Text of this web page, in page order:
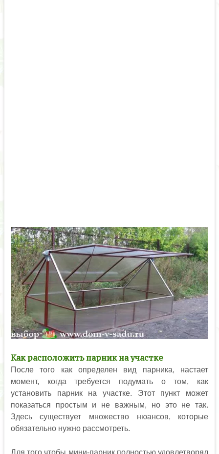
Как расположить парник на участке
После того как определен вид парника, настает
момент, когда требуется подумать о том, как
установить парник на участке. Этот пункт может
показаться простым и не важным, но это не так.
Здесь существует множество нюансов, которые
обязательно нужно рассмотреть.